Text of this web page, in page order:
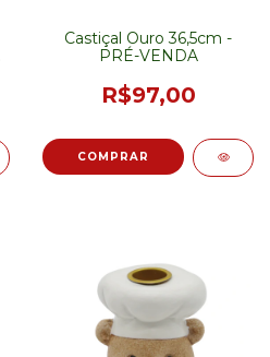
Castiçal Ouro 36,5cm -
PRÉ-VENDA
R$97,00